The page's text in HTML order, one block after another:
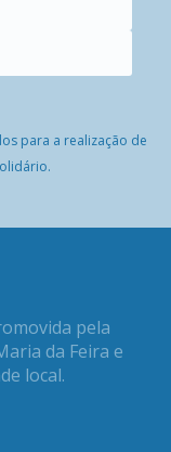
para a realização de
pela
da Feira e
local.